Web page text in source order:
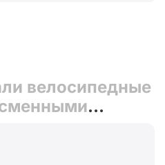
велосипедные
сменными